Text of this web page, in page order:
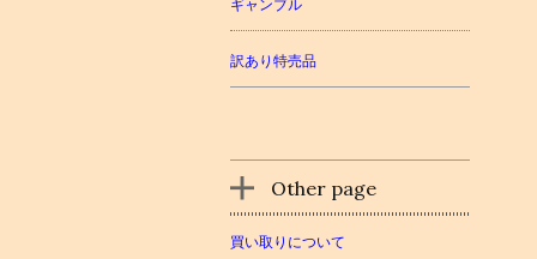
ギャンブル
訳あり特売品
Other page
買い取りについて